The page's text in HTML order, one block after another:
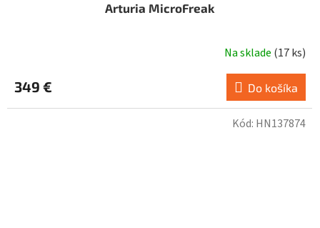
Arturia MicroFreak
Na sklade (17 ks)
349 € Do košíka
Kód: HN137874